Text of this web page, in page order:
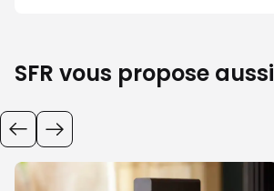
SFR vous propose aussi
41,98€